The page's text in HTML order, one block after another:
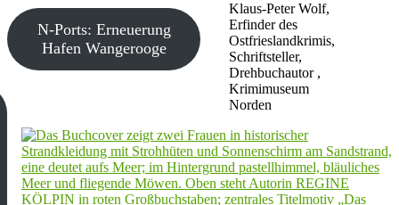
Klaus-Peter Wolf,
Erfinder des
Ostfrieslandkrimis,
Schriftsteller,
Drehbuchautor ,
Krimimuseum
Norden
N-Ports: Erneuerung
Hafen Wangerooge